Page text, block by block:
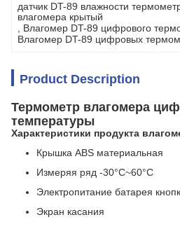
датчик DT-89 влажности
влагомера крытый
Влагомер DT-89 цифрового
Влагомер DT-89 цифровых
Product Description
Термометр влагомера
температуры
Характеристики продукта
Крышка ABS материальная
Измеряя ряд -30°C~60°C
Электропитание батарея
Экран касания